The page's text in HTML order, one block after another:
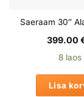
Saeraam 30″
399.00
8 laos
Lisa